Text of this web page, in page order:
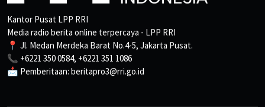
Kantor Pusat LPP RRI
Media radio berita online terpercaya - LPP RRI
📍 Jl. Medan Merdeka Barat No.4-5, Jakarta Pusat.
📞 +6221 350 0584, +6221 351 1086
📩 Pemberitaan: beritapro3@rri.go.id